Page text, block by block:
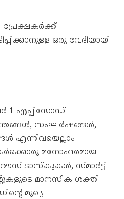
ഒരു വേദിയായി
1 എപ്പിസോഡ്
സംഘർഷങ്ങൾ,
എന്നിവയെല്ലാം
മനോഹരമായ
ടാസ്കുകൾ, സ്മാർട്ട്
മാനസിക ശക്തി
മുഖ്യ